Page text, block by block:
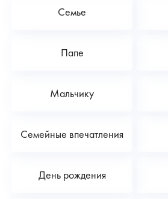
Семье
Папе
Мальчику
Семейные впечатления
День рождения